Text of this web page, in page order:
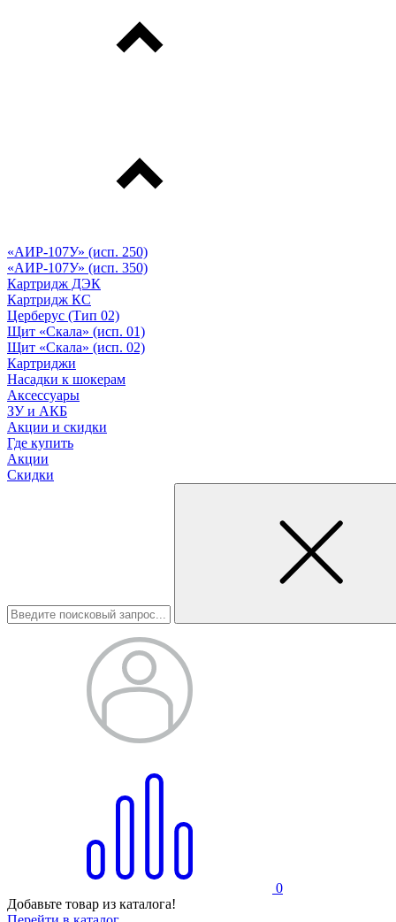
«АИР-107У» (исп. 250)
«АИР-107У» (исп. 350)
Картридж ДЭК
Картридж КС
Церберус (Тип 02)
Щит «Скала» (исп. 01)
Щит «Скала» (исп. 02)
Картриджи
Насадки к шокерам
Аксессуары
ЗУ и АКБ
Акции и скидки
Где купить
Акции
Скидки
0
Добавьте товар из каталога!